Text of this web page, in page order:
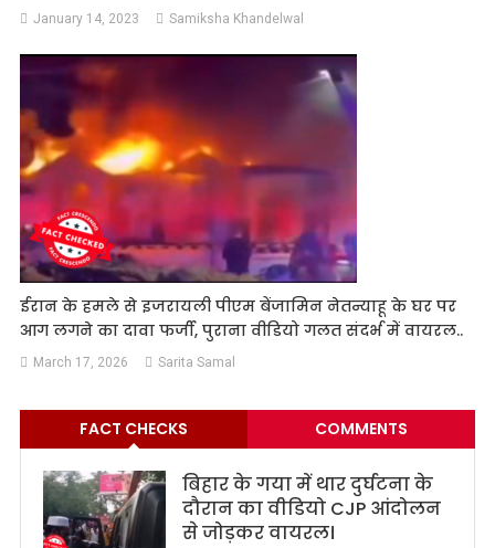
January 14, 2023 Samiksha Khandelwal
ईरान के हमले से इजरायली पीएम बेंजामिन नेतन्याहू के घर पर
आग लगने का दावा फर्जी, पुराना वीडियो गलत संदर्भ में वायरल..
March 17, 2026 Sarita Samal
FACT CHECKS COMMENTS
बिहार के गया में थार दुर्घटना के
दौरान का वीडियो CJP आंदोलन
से जोड़कर वायरल।